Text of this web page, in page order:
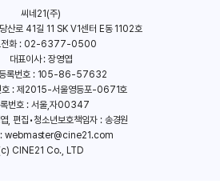
씨네21(주)
산로 41길 11 SK V1센터 E동 1102호
전화 : 02-6377-0500
대표이사 : 장영엽
등록번호 : 105-86-57632
호 : 제2015-서울영등포-0671호
번호 : 서울,자00347
, 편집•청소년보호책임자 : 송경원
webmaster@cine21.com
CINE21 Co., LTD